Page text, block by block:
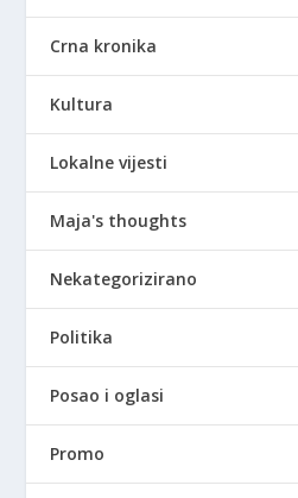
Crna kronika
Kultura
Lokalne vijesti
Maja's thoughts
Nekategorizirano
Politika
Posao i oglasi
Promo